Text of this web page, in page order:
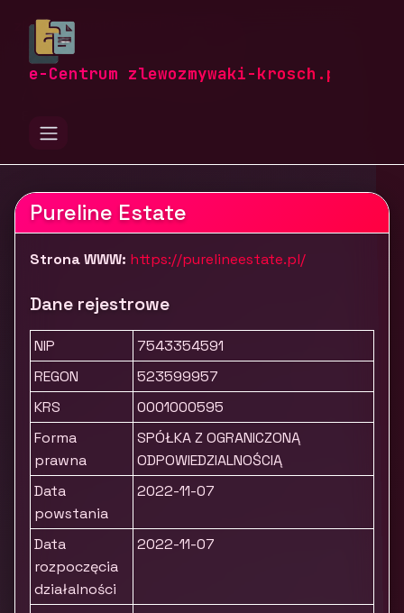
e-Centrum zlewozmywaki-krosch.pl
zlewozmywaki-krosch.pl
Budownictwo i nieruchomości
Nieruchomości i zarządzanie
Pureline Estate
Strona WWW: https://purelineestate.pl/
Dane rejestrowe
NIP
7543354591
REGON
523599957
KRS
0001000595
Forma
prawna
SPÓŁKA Z OGRANICZONĄ
ODPOWIEDZIALNOŚCIĄ
Data
powstania
2022-11-07
Data
rozpoczęcia
działalności
2022-11-07